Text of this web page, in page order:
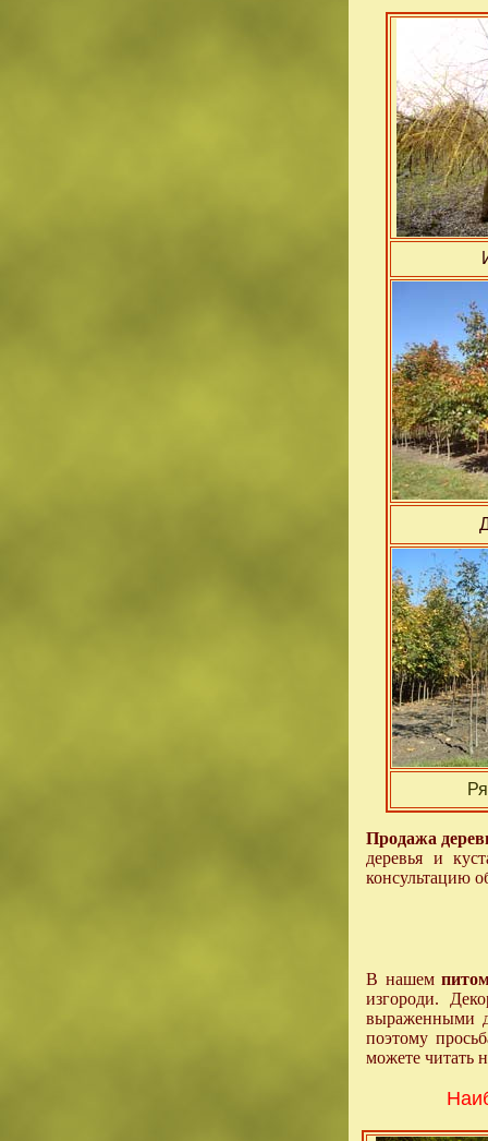
Продажа
деревья и
консультацию
В нашем
изгороди.
выраженными
поэтому
можете читать